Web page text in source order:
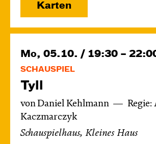
Karten
Mo, 05.10. / 19:30 –
SCHAUSPIEL
Tyll
von Daniel Kehlmann
Kaczmarczyk
Schauspielhaus, Kleines Haus